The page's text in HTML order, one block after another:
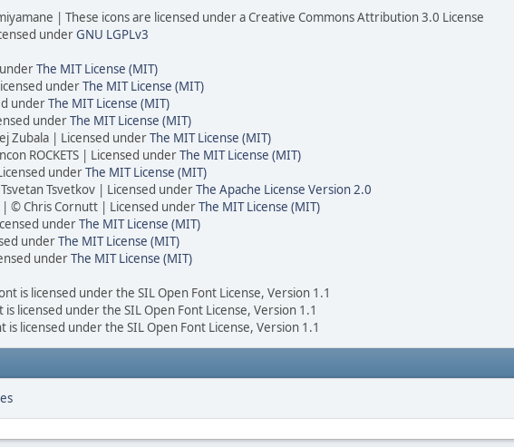
| These icons are licensed under a Creative Commons Attribution 3.0 License
underGNU LGPLv3
The MIT License (MIT)
underThe MIT License (MIT)
underThe MIT License (MIT)
underThe MIT License (MIT)
Zubala | Licensed underThe MIT License (MIT)
ROCKETS | Licensed underThe MIT License (MIT)
underThe MIT License (MIT)
Tsvetkov | Licensed underThe Apache License Version 2.0
| © Chris Cornutt | Licensed underThe MIT License (MIT)
underThe MIT License (MIT)
underThe MIT License (MIT)
underThe MIT License (MIT)
is licensed under the SIL Open Font License, Version 1.1
licensed under the SIL Open Font License, Version 1.1
licensed under the SIL Open Font License, Version 1.1